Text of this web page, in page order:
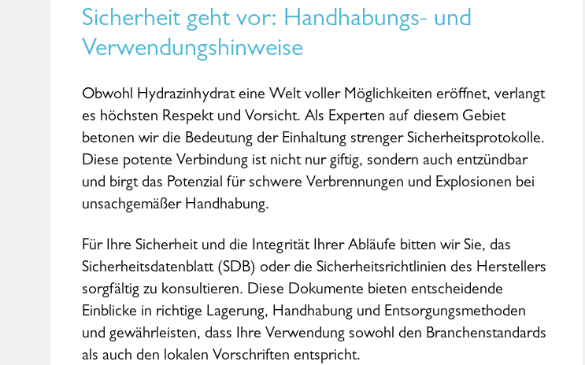
Sicherheit geht vor: Handhabungs- und
Verwendungshinweise
Obwohl Hydrazinhydrat eine Welt voller Möglichkeiten eröffnet, verlangt
es höchsten Respekt und Vorsicht. Als Experten auf diesem Gebiet
betonen wir die Bedeutung der Einhaltung strenger Sicherheitsprotokolle.
Diese potente Verbindung ist nicht nur giftig, sondern auch entzündbar
und birgt das Potenzial für schwere Verbrennungen und Explosionen bei
unsachgemäßer Handhabung.
Für Ihre Sicherheit und die Integrität Ihrer Abläufe bitten wir Sie, das
Sicherheitsdatenblatt (SDB) oder die Sicherheitsrichtlinien des Herstellers
sorgfältig zu konsultieren. Diese Dokumente bieten entscheidende
Einblicke in richtige Lagerung, Handhabung und Entsorgungsmethoden
und gewährleisten, dass Ihre Verwendung sowohl den Branchenstandards
als auch den lokalen Vorschriften entspricht.